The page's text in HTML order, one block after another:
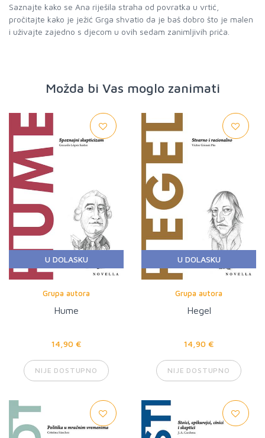
Saznajte kako se Ana riješila straha od povratka u vrtić,
pročitajte kako je ježić Grga shvatio da je baš dobro što je malen
i uživajte zajedno s djecom u ovih sedam zanimljivih priča.
Možda bi Vas moglo zanimati
U DOLASKU
Grupa autora
Hume
14,90 €
NIJE DOSTUPNO
U DOLASKU
Grupa autora
Hegel
14,90 €
NIJE DOSTUPNO